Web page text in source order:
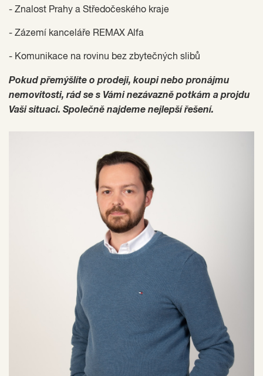
- Znalost Prahy a Středočeského kraje
- Zázemí kanceláře REMAX Alfa
- Komunikace na rovinu bez zbytečných slibů
Pokud přemýšlíte o prodeji, koupi nebo pronájmu
nemovitosti, rád se s Vámi nezávazně potkám a projdu
Vaši situaci. Společně najdeme nejlepší řešení.